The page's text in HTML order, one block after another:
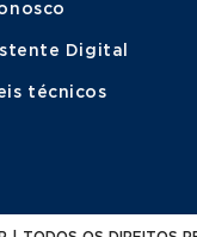
Digital
técnicos